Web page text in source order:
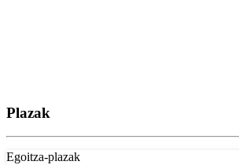
Plazak
Egoitza-plazak